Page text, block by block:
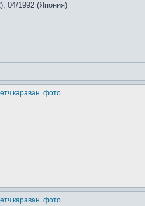
04/1992 (Япония)
фото
фото